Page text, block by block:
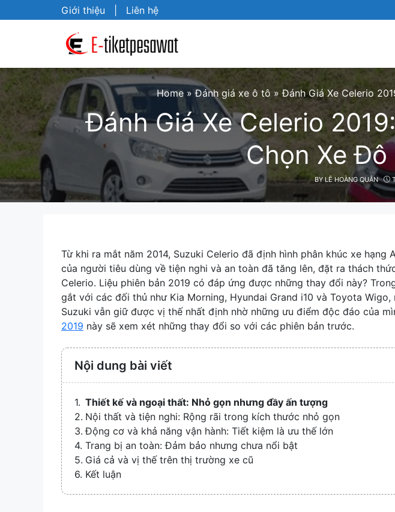
to
Giới thiệu Liên hệ
Home »Đánh giá xe ô tô »Đánh Giá Xe Celerio
Đánh Giá Xe Celerio
Chọn Xe Đô
BY LÊ HOÀNG QUÂN
Từ khi ra mắt năm 2014, Suzuki Celerio đã định hình phân khúc xe hạng
của người tiêu dùng về tiện nghi và an toàn đã tăng lên, đặt ra thách
Celerio. Liệu phiên bản 2019 có đáp ứng được những thay đổi này?
gắt với các đối thủ như Kia Morning, Hyundai Grand i10 và Toyota Wigo,
Suzuki vẫn giữ được vị thế nhất định nhờ những ưu điểm độc đáo của
2019 này sẽ xem xét những thay đổi so với các phiên bản trước.
Nội dung bài viết
Thiết kế và ngoại thất: Nhỏ gọn nhưng đầy ấn tượng
Nội thất và tiện nghi: Rộng rãi trong kích thước nhỏ gọn
Động cơ và khả năng vận hành: Tiết kiệm là ưu thế lớn
Trang bị an toàn: Đảm bảo nhưng chưa nổi bật
Giá cả và vị thế trên thị trường xe cũ
Kết luận